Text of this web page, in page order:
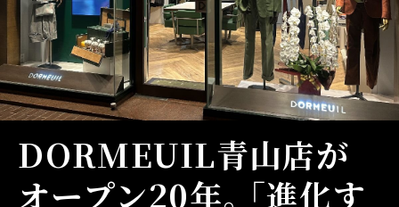
DORMEUIL青山店が
オープン20年。「進化す